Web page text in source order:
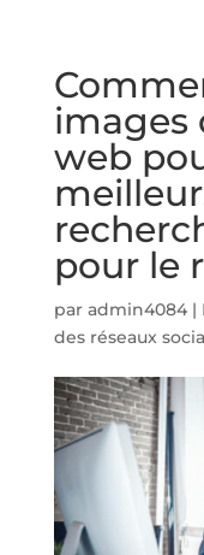
images
web
pour le
par admin4084|
des réseaux